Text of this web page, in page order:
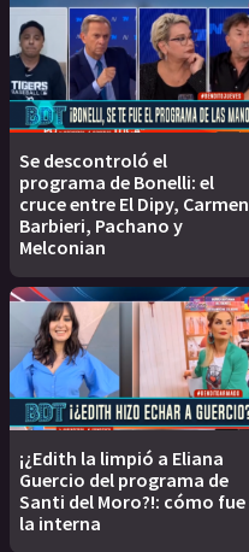
Se descontroló el
programa de Bonelli: el
cruce entre El Dipy, Carmen
Barbieri, Pachano y
Melconian
¡¿Edith la limpió a Eliana
Guercio del programa de
Santi del Moro?!: cómo fue
la interna